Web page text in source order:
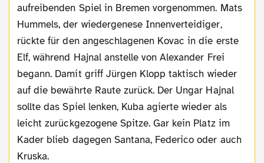
aufreibenden Spiel in Bremen vorgenommen. Mats
Hummels, der wiedergenese Innenverteidiger,
rückte für den angeschlagenen Kovac in die erste
Elf, während Hajnal anstelle von Alexander Frei
begann. Damit griff Jürgen Klopp taktisch wieder
auf die bewährte Raute zurück. Der Ungar Hajnal
sollte das Spiel lenken, Kuba agierte wieder als
leicht zurückgezogene Spitze. Gar kein Platz im
Kader blieb dagegen Santana, Federico oder auch
Kruska.